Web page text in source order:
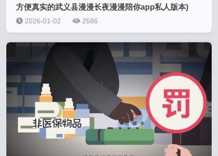
方便真实的武义县漫漫长夜漫漫陪你app私人版本)
2026-01-02 2586